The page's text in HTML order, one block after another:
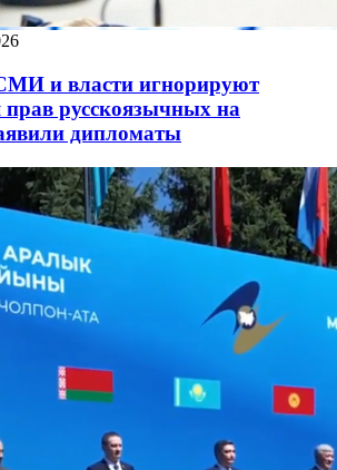
и власти игнорируют
русскоязычных на
дипломаты